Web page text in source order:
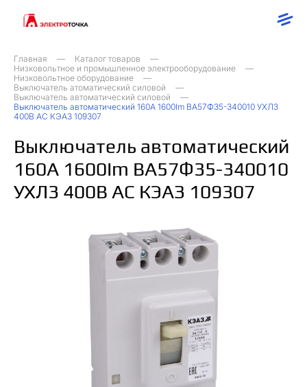
Главная
Каталог товаров
Низковольтное и промышленное электрооборудование
Низковольтное оборудование
Выключатель атоматический силовой
Выключатель автоматический силовой
Выключатель автоматический 160А 1600Im ВА57Ф35-340010 УХЛ3
400В AC КЭАЗ 109307
Выключатель автоматический
160А 1600Im ВА57Ф35-340010
УХЛ3 400В AC КЭАЗ 109307